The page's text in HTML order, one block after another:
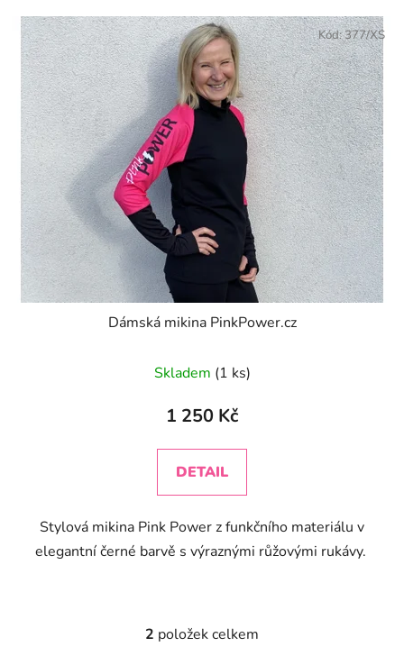
Dámská mikina PinkPower.cz
hodnocení
produktu
3,3
z
hvězdiček.
Skladem (1 ks)
1 250 Kč
DETAIL
Stylová mikina Pink Power z funkčního materiálu v
elegantní černé barvě s výraznými růžovými rukávy.
Kód:377/XS
O
2 položek celkem